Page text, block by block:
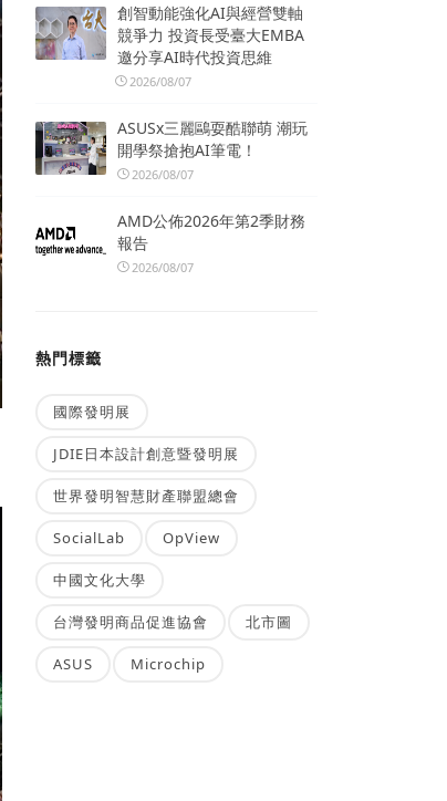
創智動能強化AI與經營雙軸
競爭力 投資長受臺大EMBA
邀分享AI時代投資思維
2026/08/07
ASUSx三麗鷗耍酷聯萌 潮玩
開學祭搶抱AI筆電！
2026/08/07
AMD公佈2026年第2季財務
報告
2026/08/07
熱門標籤
國際發明展
JDIE日本設計創意暨發明展
世界發明智慧財產聯盟總會
SocialLab OpView
中國文化大學
台灣發明商品促進協會 北市圖
ASUS Microchip